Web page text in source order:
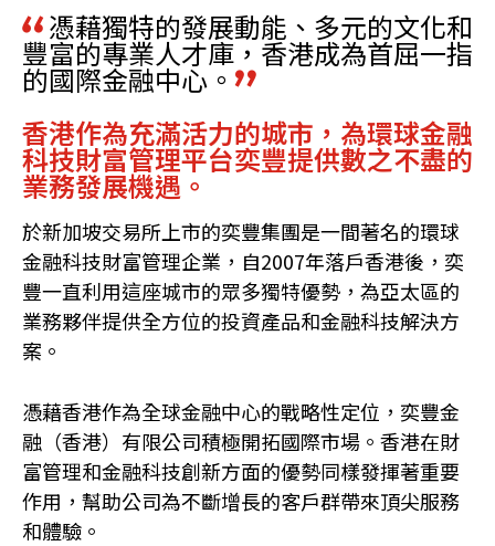
憑藉獨特的發展動能、多元的文化和
豐富的專業人才庫，香港成為首屈一指
的國際金融中心。
香港作為充滿活力的城市，為環球金融
科技財富管理平台奕豐提供數之不盡的
業務發展機遇。
於新加坡交易所上市的奕豐集團是一間著名的環球
金融科技財富管理企業，自2007年落戶香港後，奕
豐一直利用這座城市的眾多獨特優勢，為亞太區的
業務夥伴提供全方位的投資產品和金融科技解決方
案。
憑藉香港作為全球金融中心的戰略性定位，奕豐金
融（香港）有限公司積極開拓國際市場。香港在財
富管理和金融科技創新方面的優勢同樣發揮著重要
作用，幫助公司為不斷增長的客戶群帶來頂尖服務
和體驗。